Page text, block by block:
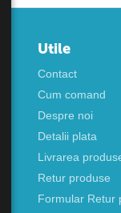
Utile
Contact
Cum comand
Despre noi
Detalii plata
Livrarea
Retur produse
Formular Retur